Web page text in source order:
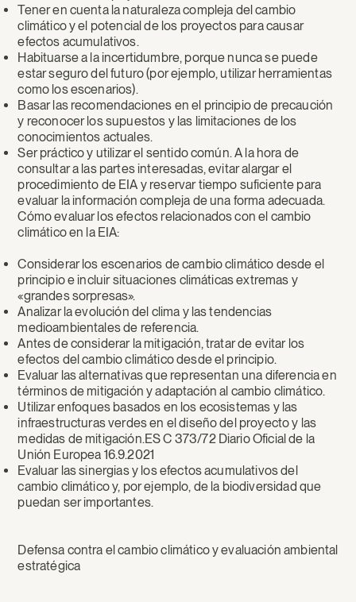
Tener en cuenta la naturaleza compleja del cambio
climático y el potencial de los proyectos para causar
efectos acumulativos.
Habituarse a la incertidumbre, porque nunca se puede
estar seguro del futuro (por ejemplo, utilizar herramientas
como los escenarios).
Basar las recomendaciones en el principio de precaución
y reconocer los supuestos y las limitaciones de los
conocimientos actuales.
Ser práctico y utilizar el sentido común. A la hora de
consultar a las partes interesadas, evitar alargar el
procedimiento de EIA y reservar tiempo suficiente para
evaluar la información compleja de una forma adecuada.
Cómo evaluar los efectos relacionados con el cambio
climático en la EIA:
Considerar los escenarios de cambio climático desde el
principio e incluir situaciones climáticas extremas y
«grandes sorpresas».
Analizar la evolución del clima y las tendencias
medioambientales de referencia.
Antes de considerar la mitigación, tratar de evitar los
efectos del cambio climático desde el principio.
Evaluar las alternativas que representan una diferencia en
términos de mitigación y adaptación al cambio climático.
Utilizar enfoques basados en los ecosistemas y las
infraestructuras verdes en el diseño del proyecto y las
medidas de mitigación.ES C 373/72 Diario Oficial de la
Unión Europea 16.9.2021
Evaluar las sinergias y los efectos acumulativos del
cambio climático y, por ejemplo, de la biodiversidad que
puedan ser importantes.
Defensa contra el cambio climático y evaluación ambiental
estratégica